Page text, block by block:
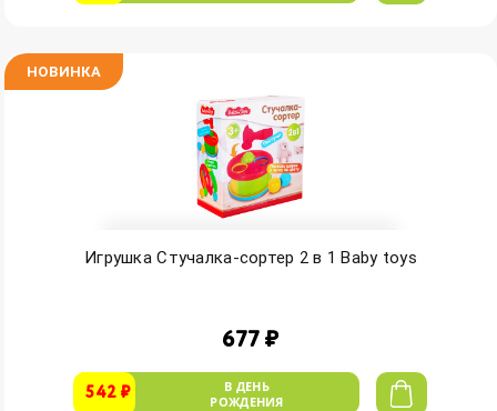
НОВИНКА
Игрушка Стучалка-сортер 2 в 1 Baby toys
677 ₽
542 ₽
В ДЕНЬ
РОЖДЕНИЯ